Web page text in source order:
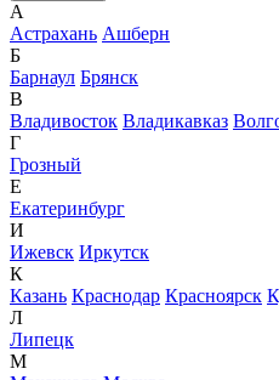
А
Астрахань Ашберн
Б
Барнаул Брянск
В
Владивосток Владикавказ
Г
Грозный
Е
Екатеринбург
И
Ижевск Иркутск
К
Казань Краснодар Красноярск
Л
Липецк
М